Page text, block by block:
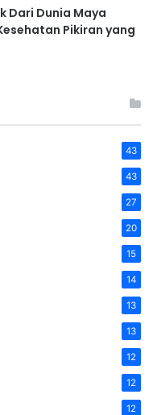
Dari Dunia Maya
Pikiran yang
43
43
27
20
15
14
13
13
12
12
12